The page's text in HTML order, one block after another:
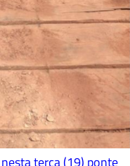
terça (19) ponte